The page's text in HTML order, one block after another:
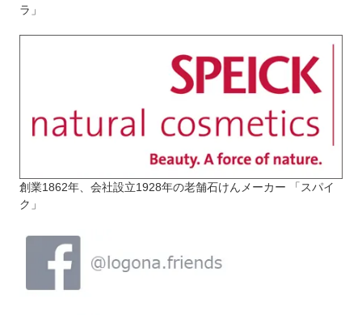
ラ」
創業1862年、会社設立1928年の老舗石けんメーカー 「スパイ
ク」